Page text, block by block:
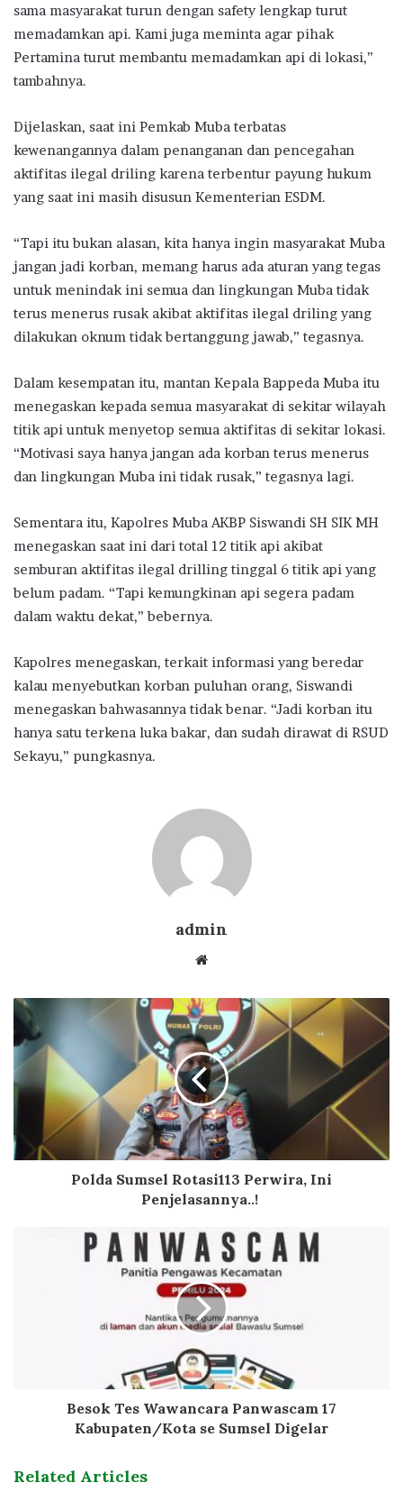
sama masyarakat turun dengan safety lengkap turut
memadamkan api. Kami juga meminta agar pihak
Pertamina turut membantu memadamkan api di lokasi,”
tambahnya.
Dijelaskan, saat ini Pemkab Muba terbatas
kewenangannya dalam penanganan dan pencegahan
aktifitas ilegal driling karena terbentur payung hukum
yang saat ini masih disusun Kementerian ESDM.
“Tapi itu bukan alasan, kita hanya ingin masyarakat Muba
jangan jadi korban, memang harus ada aturan yang tegas
untuk menindak ini semua dan lingkungan Muba tidak
terus menerus rusak akibat aktifitas ilegal driling yang
dilakukan oknum tidak bertanggung jawab,” tegasnya.
Dalam kesempatan itu, mantan Kepala Bappeda Muba itu
menegaskan kepada semua masyarakat di sekitar wilayah
titik api untuk menyetop semua aktifitas di sekitar lokasi.
“Motivasi saya hanya jangan ada korban terus menerus
dan lingkungan Muba ini tidak rusak,” tegasnya lagi.
Sementara itu, Kapolres Muba AKBP Siswandi SH SIK MH
menegaskan saat ini dari total 12 titik api akibat
semburan aktifitas ilegal drilling tinggal 6 titik api yang
belum padam. “Tapi kemungkinan api segera padam
dalam waktu dekat,” bebernya.
Kapolres menegaskan, terkait informasi yang beredar
kalau menyebutkan korban puluhan orang, Siswandi
menegaskan bahwasannya tidak benar. “Jadi korban itu
hanya satu terkena luka bakar, dan sudah dirawat di RSUD
Sekayu,” pungkasnya.
admin
Website
Polda Sumsel Rotasi113 Perwira, Ini
Penjelasannya..!
Besok Tes Wawancara Panwascam 17
Kabupaten/Kota se Sumsel Digelar
Related Articles